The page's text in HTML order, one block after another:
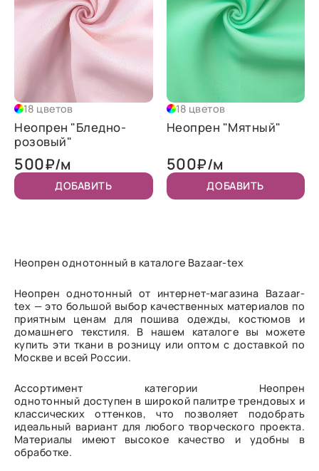
18 цветов
Неопрен "Бледно-
розовый"
500₽/м
ДОБАВИТЬ
18 цветов
Неопрен "Мятный"
500₽/м
ДОБАВИТЬ
Неопрен однотонный в каталоге Bazaar-tex
Неопрен однотонный от интернет-магазина Bazaar-
tex — это большой выбор качественных материалов по
приятным ценам для пошива одежды, костюмов и
домашнего текстиля. В нашем каталоге вы можете
купить эти ткани в розницу или оптом с доставкой по
Москве и всей России.
Ассортимент категории Неопрен
однотонный доступен в широкой палитре трендовых и
классических оттенков, что позволяет подобрать
идеальный вариант для любого творческого проекта.
Материалы имеют высокое качество и удобны в
обработке.